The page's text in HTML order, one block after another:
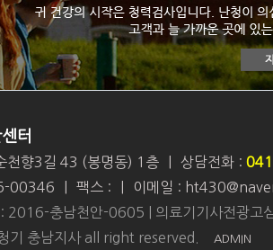
터
천향3길 43 (봉명동) 1층 상담전화 :
00346
팩스 :
이메일 :
: 2016-충남천안-0605 | 의료기기사전광고
기 충남지사 all right reserved.
ADMIN